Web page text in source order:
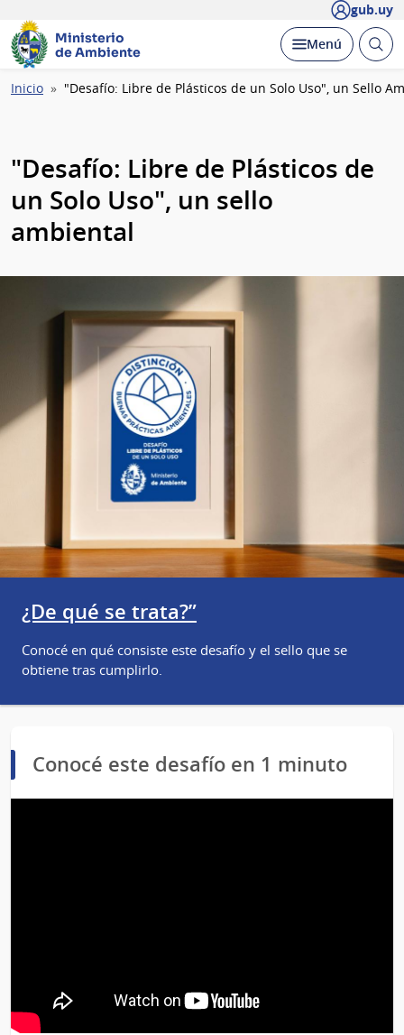
gub.uy
Ministerio
de Ambiente
Desplegar
Menú Abrir
Ruta
Inicio "Desafío: Libre de Plásticos de un Solo Uso", un Sello
"Desafío: Libre de Plásticos de
un Solo Uso", un sello
ambiental
¿De qué se trata?”
Conocé en qué consiste este desafío y el sello que se
obtiene tras cumplirlo.
Conocé este desafío en 1 minuto